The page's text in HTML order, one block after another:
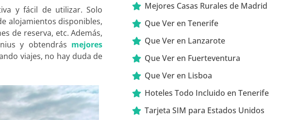
y fácil de utilizar. Solo
alojamientos disponibles,
de reserva, etc. Además,
y obtendrás mejores
viajes, no hay duda de
Mejores Casas Rurales de Madrid
Que Ver en Tenerife
Que Ver en Lanzarote
Que Ver en Fuerteventura
Que Ver en Lisboa
Hoteles Todo Incluido en Tenerife
Tarjeta SIM para Estados Unidos